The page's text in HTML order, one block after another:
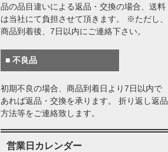
品の品目違いによる返品・交換の場合、送料
は当社にて負担させて頂きます。 ※ただし、
商品到着後、7日以内にご連絡下さい。
■ 不良品
初期不良の場合、商品到着日より7日以内で
あれば返品・交換を承ります。 折り返し返品
方法等をご連絡致します。
営業日カレンダー